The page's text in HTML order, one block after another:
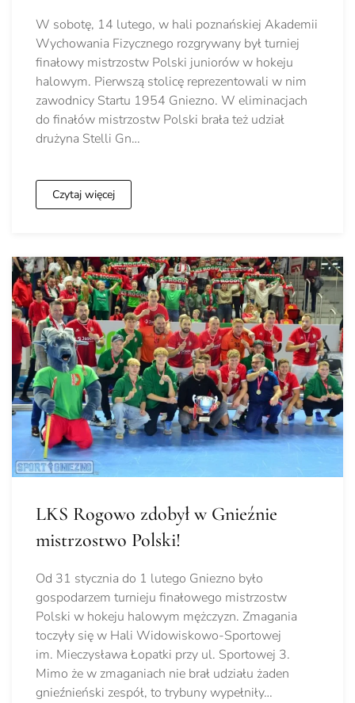
W sobotę, 14 lutego, w hali poznańskiej Akademii
Wychowania Fizycznego rozgrywany był turniej
finałowy mistrzostw Polski juniorów w hokeju
halowym. Pierwszą stolicę reprezentowali w nim
zawodnicy Startu 1954 Gniezno. W eliminacjach
do finałów mistrzostw Polski brała też udział
drużyna Stelli Gn…
Czytaj więcej
LKS Rogowo zdobył w Gnieźnie
mistrzostwo Polski!
Od 31 stycznia do 1 lutego Gniezno było
gospodarzem turnieju finałowego mistrzostw
Polski w hokeju halowym mężczyzn. Zmagania
toczyły się w Hali Widowiskowo-Sportowej
im. Mieczysława Łopatki przy ul. Sportowej 3.
Mimo że w zmaganiach nie brał udziału żaden
gnieźnieński zespół, to trybuny wypełniły…